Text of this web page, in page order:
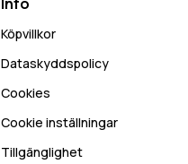
Info
Köpvillkor
Dataskyddspolicy
Cookies
Cookie inställningar
Tillgänglighet